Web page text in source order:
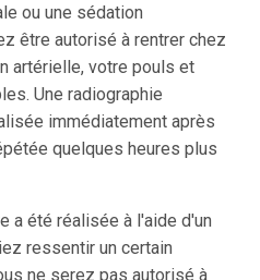
ou une sédation
être autorisé à rentrer chez
artérielle, votre pouls et
Une radiographie
immédiatement après
quelques heures plus
a été réalisée à l'aide d'un
ressentir un certain
ne serez pas autorisé à